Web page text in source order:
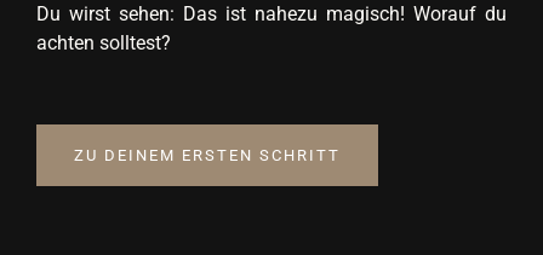
Du wirst sehen: Das ist nahezu magisch! Worauf du
achten solltest?
ZU DEINEM ERSTEN SCHRITT